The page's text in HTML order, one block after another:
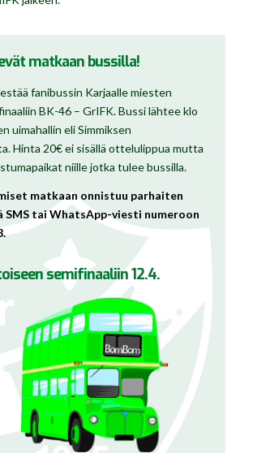
matkaan bussilla!
fanibussin Karjaalle miesten
BK-46 – GrIFK. Bussi lähtee klo
uimahallin eli Simmiksen
Hinta 20€ ei sisällä ottelulippua mutta
niille jotka tulee bussilla.
matkaan onnistuu parhaiten
SMS tai WhatsApp-viesti numeroon
semifinaaliin 12.4.